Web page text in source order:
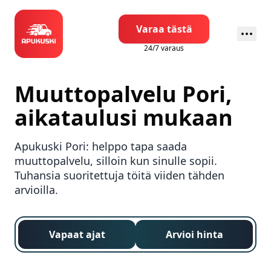
Varaa tästä
24/7 varaus
Muuttopalvelu Pori,
aikataulusi mukaan
Apukuski Pori: helppo tapa saada
muuttopalvelu, silloin kun sinulle sopii.
Tuhansia suoritettuja töitä viiden tähden
arvioilla.
Vapaat ajat Arvioi hinta